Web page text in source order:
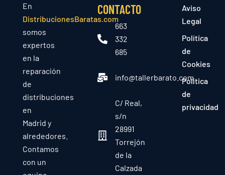
En
DistribucionesBaratas.com
somos
expertos
en la
reparación
de
distribuciones
en
Madrid y
alrededores.
Contamos
con un
CONTACTO
663
332
685
info@tallerbarato.com
C/ Real,
s/n
28991
Torrejón
de la
Calzada
Aviso
Legal
Política
de
Cookies
Política
de
privacidad